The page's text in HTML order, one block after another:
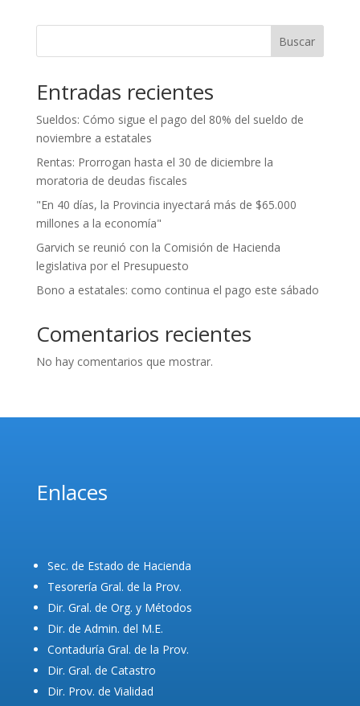
Buscar
Entradas recientes
Sueldos: Cómo sigue el pago del 80% del sueldo de
noviembre a estatales
Rentas: Prorrogan hasta el 30 de diciembre la
moratoria de deudas fiscales
"En 40 días, la Provincia inyectará más de $65.000
millones a la economía"
Garvich se reunió con la Comisión de Hacienda
legislativa por el Presupuesto
Bono a estatales: como continua el pago este sábado
Comentarios recientes
No hay comentarios que mostrar.
Enlaces
Sec. de Estado de Hacienda
Tesorería Gral. de la Prov.
Dir. Gral. de Org. y Métodos
Dir. de Admin. del M.E.
Contaduría Gral. de la Prov.
Dir. Gral. de Catastro
Dir. Prov. de Vialidad